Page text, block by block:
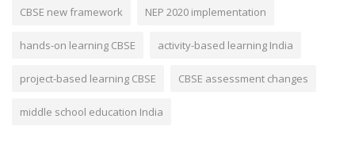
CBSE new framework NEP 2020 implementation
hands-on learning CBSE activity-based learning India
project-based learning CBSE CBSE assessment changes
middle school education India